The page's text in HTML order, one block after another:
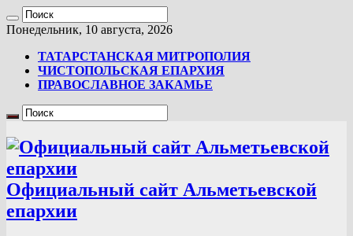
Понедельник, 10 августа, 2026
ТАТАРСТАНСКАЯ МИТРОПОЛИЯ
ЧИСТОПОЛЬСКАЯ ЕПАРХИЯ
ПРАВОСЛАВНОЕ ЗАКАМЬЕ
Официальный сайт Альметьевской
епархии